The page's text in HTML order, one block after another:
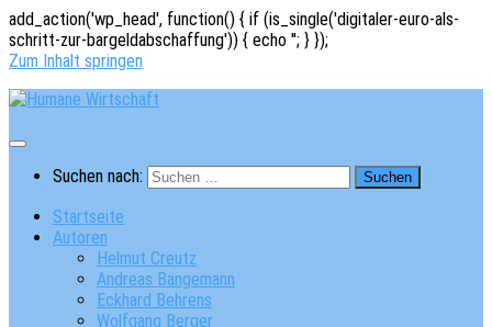
add_action('wp_head', function() { if (is_single('digitaler-euro-als-
schritt-zur-bargeldabschaffung')) { echo ''; } });
Zum Inhalt springen
Suchen nach:
Startseite
Autoren
Helmut Creutz
Andreas Bangemann
Eckhard Behrens
Wolfgang Berger